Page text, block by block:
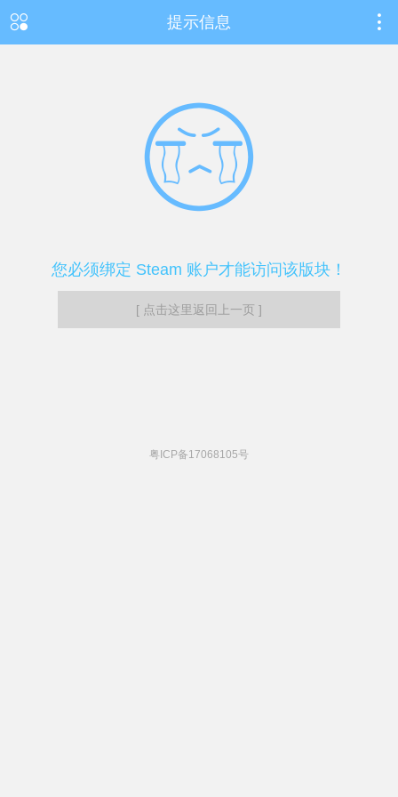
提示信息
您必须绑定 Steam 账户才能访问该版块！
[ 点击这里返回上一页 ]
粤ICP备17068105号